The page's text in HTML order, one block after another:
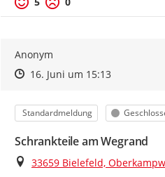
Anonym
Zeitpunkt des Erstellens
Zeitpunkt des Erstellens
16. Juni um 15:13Zur
Kategorie
Standardmeldung Status
Schrankteile am Wegrand
Ort
33659 Bielefeld,